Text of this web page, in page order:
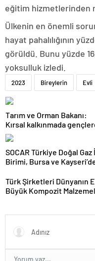
eğitim hizmetlerinden
Ülkenin en önemli
hayat pahalılığının
görüldü. Bunu yüzde
yoksulluk izledi.
2023 Bireylerin Evli
Tarım ve Orman Bakanı:
Kırsal kalkınmada
ve kadınlara pozitif
yapıyoruz
SOCAR Türkiye Doğal Gaz
Birimi, Bursa ve
Türk Şirketleri Dünyanın
Büyük Kompozit